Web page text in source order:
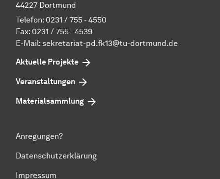
44227 Dortmund
Telefon: 0231 / 755 - 4550
Fax: 0231 / 755 - 4539
E-Mail: sekretariat-pd.fk13@tu-dortmund.de
Aktuelle Projekte
Veranstaltungen
Materialsammlung
Anregungen?
Datenschutzerklärung
Impressum